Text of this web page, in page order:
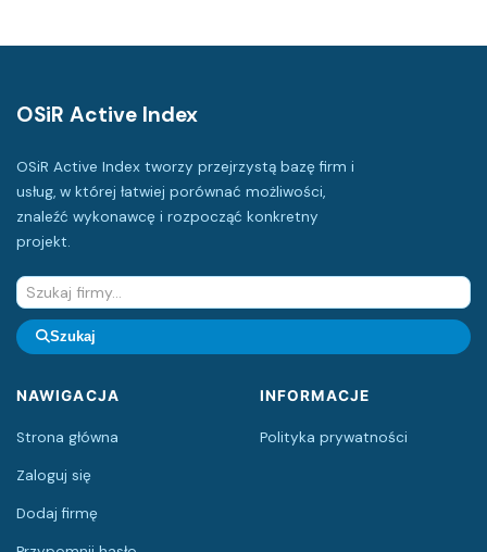
OSiR Active Index
OSiR Active Index tworzy przejrzystą bazę firm i
usług, w której łatwiej porównać możliwości,
znaleźć wykonawcę i rozpocząć konkretny
projekt.
Szukaj
NAWIGACJA
Strona główna
Zaloguj się
Dodaj firmę
INFORMACJE
Polityka prywatności